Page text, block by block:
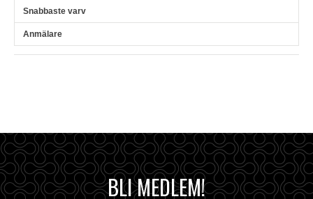
BLI MEDLEM!